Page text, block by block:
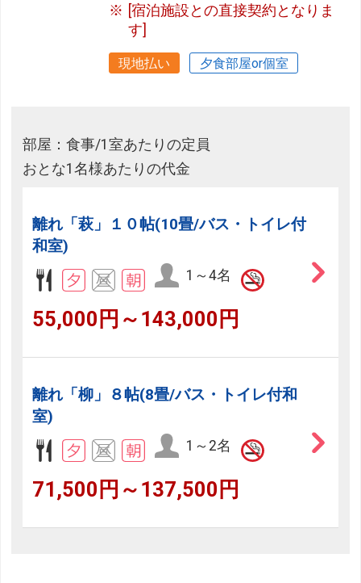
[宿泊施設との直接契約となりま
す]
現地払い 夕食部屋or個室
部屋：食事/1室あたりの定員
おとな1名様あたりの代金
離れ「萩」１０帖(10畳/バス・トイレ付
和室)
1～4名
55,000円～143,000円
離れ「柳」８帖(8畳/バス・トイレ付和
室)
1～2名
71,500円～137,500円